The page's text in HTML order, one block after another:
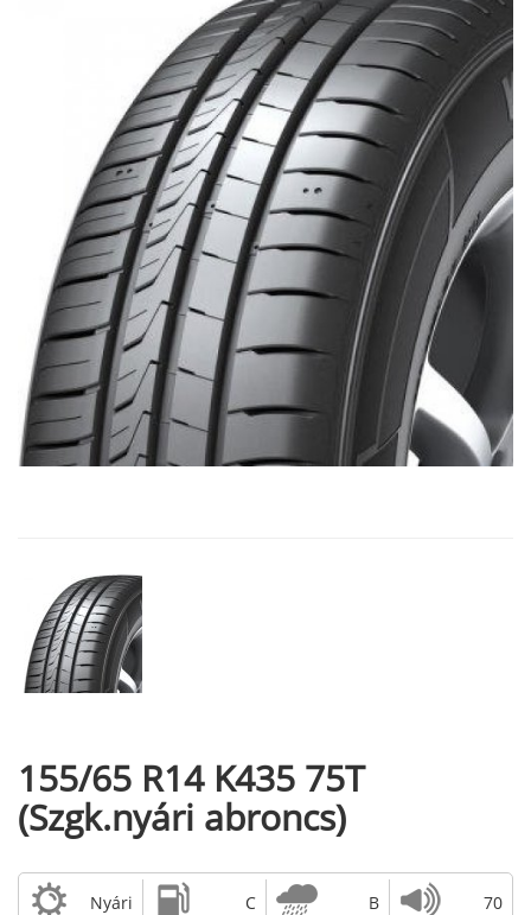
155/65 R14 K435 75T
(Szgk.nyári abroncs)
Nyári C B 70